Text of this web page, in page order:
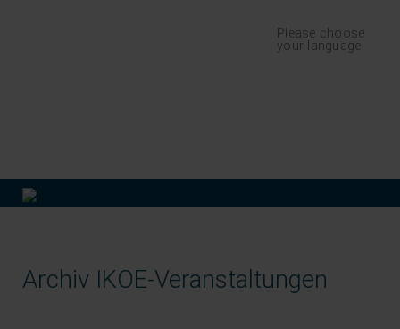
Navigation
überspringenPlease choose
your language
Archiv IKOE-Veranstaltungen